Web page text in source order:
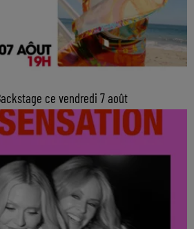
ce vendredi 7 août